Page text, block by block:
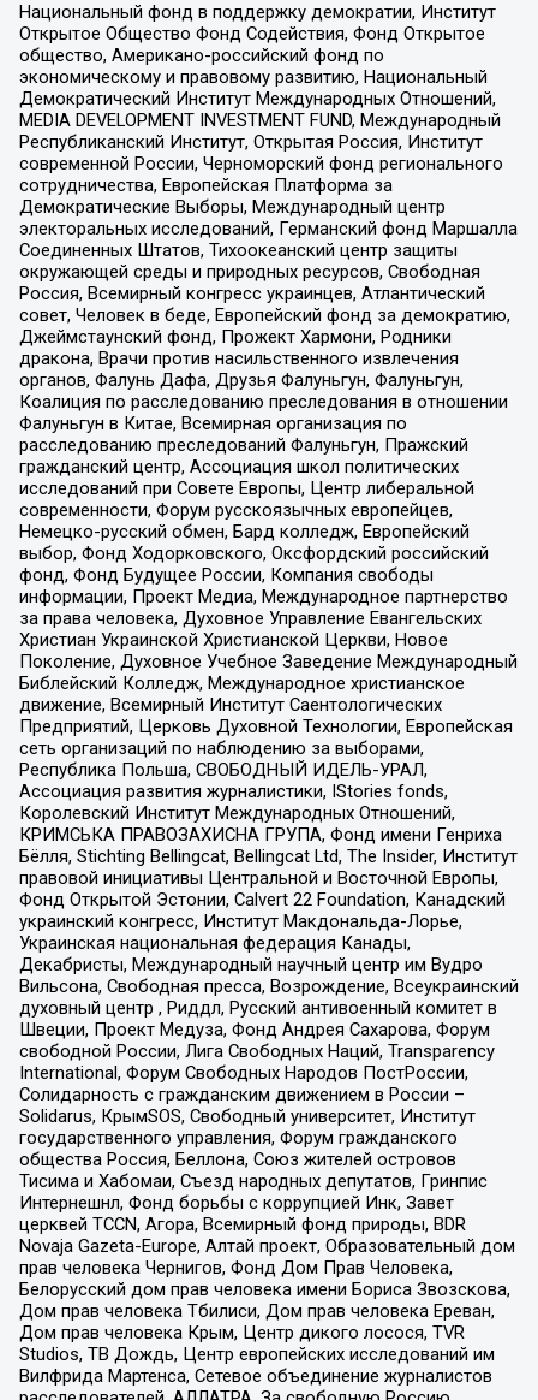
Национальный фонд в поддержку демократии, Институт
Открытое Общество Фонд Содействия, Фонд Открытое
общество, Американо-российский фонд по
экономическому и правовому развитию, Национальный
Демократический Институт Международных Отношений,
MEDIA DEVELOPMENT INVESTMENT FUND, Международный
Республиканский Институт, Открытая Россия, Институт
современной России, Черноморский фонд регионального
сотрудничества, Европейская Платформа за
Демократические Выборы, Международный центр
электоральных исследований, Германский фонд Маршалла
Соединенных Штатов, Тихоокеанский центр защиты
окружающей среды и природных ресурсов, Свободная
Россия, Всемирный конгресс украинцев, Атлантический
совет, Человек в беде, Европейский фонд за демократию,
Джеймстаунский фонд, Прожект Хармони, Родники
дракона, Врачи против насильственного извлечения
органов, Фалунь Дафа, Друзья Фалуньгун, Фалуньгун,
Коалиция по расследованию преследования в отношении
Фалуньгун в Китае, Всемирная организация по
расследованию преследований Фалуньгун, Пражский
гражданский центр, Ассоциация школ политических
исследований при Совете Европы, Центр либеральной
современности, Форум русскоязычных европейцев,
Немецко-русский обмен, Бард колледж, Европейский
выбор, Фонд Ходорковского, Оксфордский российский
фонд, Фонд Будущее России, Компания свободы
информации, Проект Медиа, Международное партнерство
за права человека, Духовное Управление Евангельских
Христиан Украинской Христианской Церкви, Новое
Поколение, Духовное Учебное Заведение Международный
Библейский Колледж, Международное христианское
движение, Всемирный Институт Саентологических
Предприятий, Церковь Духовной Технологии, Европейская
сеть организаций по наблюдению за выборами,
Республика Польша, СВОБОДНЫЙ ИДЕЛЬ-УРАЛ,
Ассоциация развития журналистики, IStories fonds,
Королевский Институт Международных Отношений,
КРИМСЬКА ПРАВОЗАХИСНА ГРУПА, Фонд имени Генриха
Бёлля, Stichting Bellingcat, Bellingcat Ltd, The Insider, Институт
правовой инициативы Центральной и Восточной Европы,
Фонд Открытой Эстонии, Calvert 22 Foundation, Канадский
украинский конгресс, Институт Макдональда-Лорье,
Украинская национальная федерация Канады,
Декабристы, Международный научный центр им Вудро
Вильсона, Свободная пресса, Возрождение, Всеукраинский
духовный центр , Риддл, Русский антивоенный комитет в
Швеции, Проект Медуза, Фонд Андрея Сахарова, Форум
свободной России, Лига Свободных Наций, Transparеncy
International, Форум Свободных Народов ПостРоссии,
Солидарность с гражданским движением в России –
Solidarus, КрымSOS, Свободный университет, Институт
государственного управления, Форум гражданского
общества Россия, Беллона, Союз жителей островов
Тисима и Хабомаи, Съезд народных депутатов, Гринпис
Интернешнл, Фонд борьбы с коррупцией Инк, Завет
церквей TCCN, Агора, Всемирный фонд природы, BDR
Novaja Gazeta-Europe, Алтай проект, Образовательный дом
прав человека Чернигов, Фонд Дом Прав Человека,
Белорусский дом прав человека имени Бориса Звозскова,
Дом прав человека Тбилиси, Дом прав человека Ереван,
Дом прав человека Крым, Центр дикого лосося, TVR
Studios, ТВ Дождь, Центр европейских исследований им
Вилфрида Мартенса, Сетевое объединение журналистов